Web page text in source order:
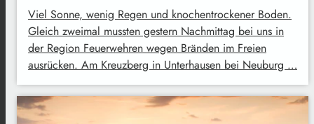
Viel Sonne, wenig Regen und knochentrockener Boden.
Gleich zweimal mussten gestern Nachmittag bei uns in
der Region Feuerwehren wegen Bränden im Freien
ausrücken. Am Kreuzberg in Unterhausen bei Neuburg …